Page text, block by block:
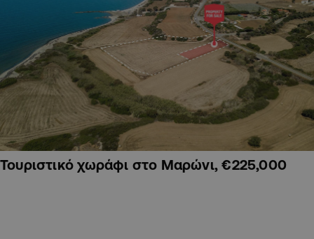
Τουριστικό χωράφι στο Μαρώνι, €225,000